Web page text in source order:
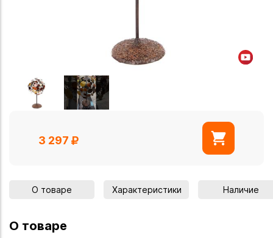
3 297
О товаре Характеристики Наличие
О товаре